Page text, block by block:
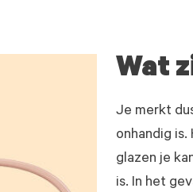
Wat
Je merkt
onhandig
glazen je
is. In het